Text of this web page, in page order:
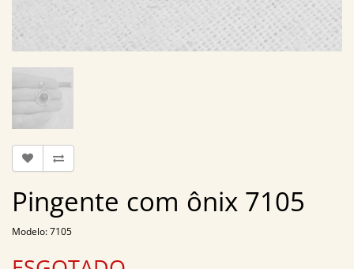
Pingente com ônix 7105
Modelo: 7105